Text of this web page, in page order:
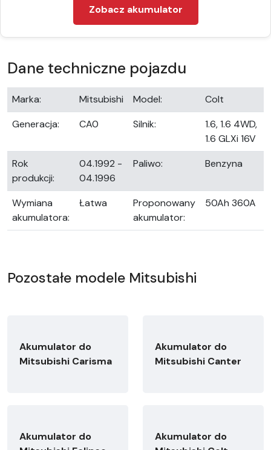
Zobacz akumulator
Dane techniczne pojazdu
Marka: Mitsubishi Model:
Colt
Generacja:
CA0 Silnik:
1.6, 1.6 4WD,
1.6 GLXi 16V
Rok
produkcji:
04.1992 -
04.1996
Paliwo: Benzyna
Wymiana
akumulatora:
Łatwa
Proponowany
akumulator:
50Ah 360A
Pozostałe modele Mitsubishi
Akumulator do
Mitsubishi Carisma
Akumulator do
Mitsubishi Canter
Akumulator do
Akumulator do